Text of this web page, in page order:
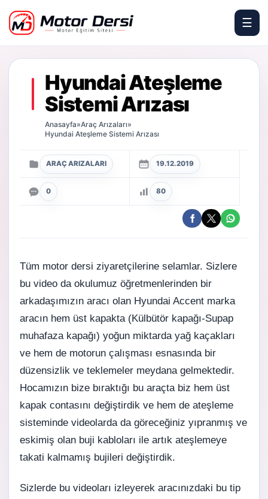
Motor Dersi
☰
Hyundai Ateşleme
Sistemi Arızası
Anasayfa»Araç Arızaları»
Hyundai Ateşleme Sistemi Arızası
ARAÇ ARIZALARI 19.12.2019
0 80
Tüm motor dersi ziyaretçilerine selamlar. Sizlere
bu video da okulumuz öğretmenlerinden bir
arkadaşımızın aracı olan Hyundai Accent marka
aracın hem üst kapakta (Külbütör kapağı-Supap
muhafaza kapağı) yoğun miktarda yağ kaçakları
ve hem de motorun çalışması esnasında bir
düzensizlik ve teklemeler meydana gelmektedir.
Hocamızın bize bıraktığı bu araçta biz hem üst
kapak contasını değiştirdik ve hem de ateşleme
sisteminde videolarda da göreceğiniz yıpranmış ve
eskimiş olan buji kabloları ile artık ateşlemeye
takati kalmamış bujileri değiştirdik.
Sizlerde bu videoları izleyerek aracınızdaki bu tip